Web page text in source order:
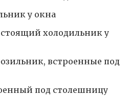
холодильник у